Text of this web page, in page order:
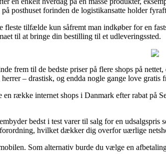
posthuset forinden de logistikansatte holder
tilfælde kun såfremt man indkøber for en
til at bringe din bestilling til et udleveringssted.
frem til de bedste priser på flere shops på
– drastisk, og endda nogle gange love gratis
række internet shops i Danmark efter rabat på
bedst i test varer til salg for en
hvilket dækker dig overfor uærlige
Som alternativ burde du vælge en